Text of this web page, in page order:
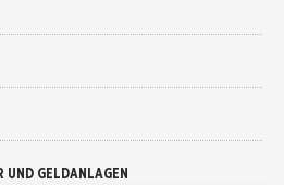
UND GELDANLAGEN